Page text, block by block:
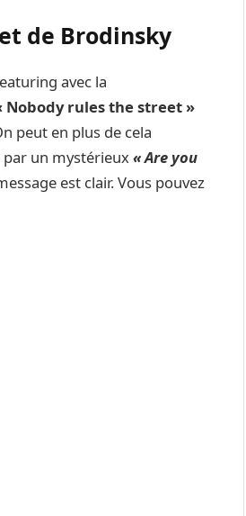
de Brodinsky
avec la
Nobody rules the street »
peut en plus de cela
par un mystérieux« Are you
est clair. Vous pouvez